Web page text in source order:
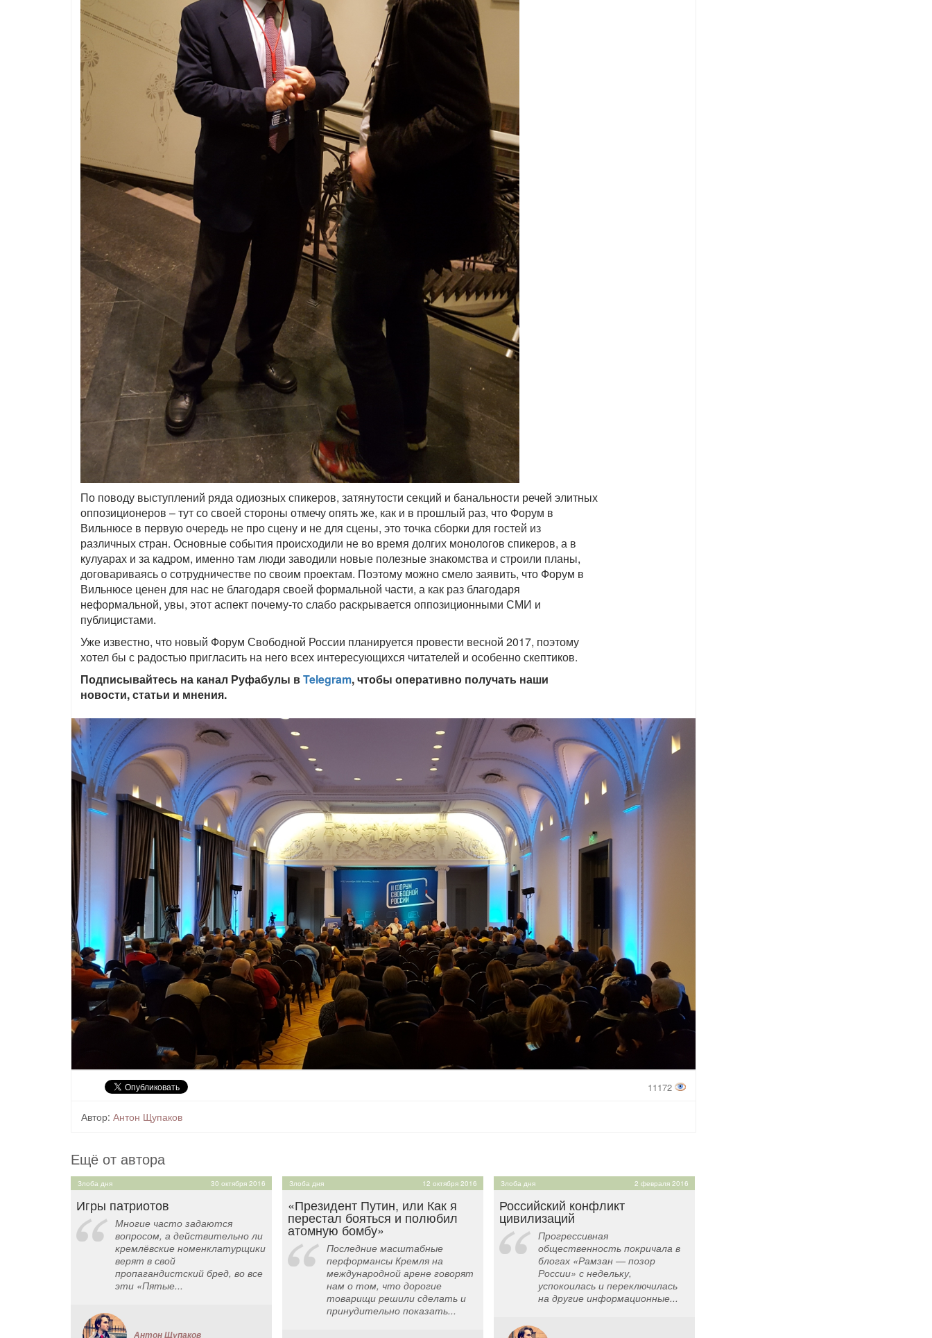
По поводу выступлений ряда одиозных спикеров, затянутости секций и банальности речей элитных
оппозиционеров – тут со своей стороны отмечу опять же, как и в прошлый раз, что Форум в
Вильнюсе в первую очередь не про сцену и не для сцены, это точка сборки для гостей из
различных стран. Основные события происходили не во время долгих монологов спикеров, а в
кулуарах и за кадром, именно там люди заводили новые полезные знакомства и строили планы,
договариваясь о сотрудничестве по своим проектам. Поэтому можно смело заявить, что Форум в
Вильнюсе ценен для нас не благодаря своей формальной части, а как раз благодаря
неформальной, увы, этот аспект почему-то слабо раскрывается оппозиционными СМИ и
публицистами.
Уже известно, что новый Форум Свободной России планируется провести весной 2017, поэтому
хотел бы с радостью пригласить на него всех интересующихся читателей и особенно скептиков.
Подписывайтесь на канал Руфабулы вTelegram, чтобы оперативно получать наши
новости, статьи и мнения.
11172
Автор: Антон Щупаков
Ещё от автора
Злоба дня 30 октября 2016
Игры патриотов
Многие часто задаются
вопросом, а действительно ли
кремлёвские номенклатурщики
верят в свой
пропагандистский бред, во все
эти «Пятые...
Антон Щупаков
Злоба дня 12 октября 2016
«Президент Путин, или Как я
перестал бояться и полюбил
атомную бомбу»
Последние масштабные
перформансы Кремля на
международной арене говорят
нам о том, что дорогие
товарищи решили сделать и
принудительно показать...
Злоба дня 2 февраля 2016
Российский конфликт
цивилизаций
Прогрессивная
общественность покричала в
блогах «Рамзан — позор
России» с недельку,
успокоилась и переключилась
на другие информационные...